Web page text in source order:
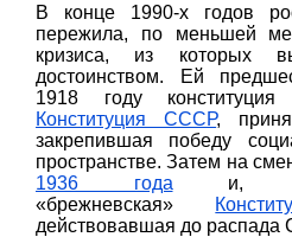
В конце 1990-х годов
пережила, по меньшей
кризиса, из которых
достоинством. Ей
1918 году
Конституция СССР,
закрепившая победу
пространстве. Затем на
1936 года и, так
«брежневская»
действовавшая до распада